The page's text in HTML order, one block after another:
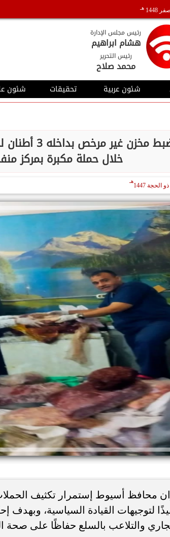
هـ
رئيس مجلس الإدارة
هشام ابراهيم
رئيس التحرير
محمد صلاح
شئون عربية تحقيقات شئون
محافظ أسيوط
خلال حملة مكبرة بمركز
هـ
محافظ أسيوط إستمرار تكثيف الحملات
لتوجيهات القيادة السياسية، وبهدف
والتلاعب بالسلع حفاظًا على صحة
رحلت في أثناء أداء رسالتها.. وفاة ممرضة
بمستشفى بني عبيد والأهالي ينعونها